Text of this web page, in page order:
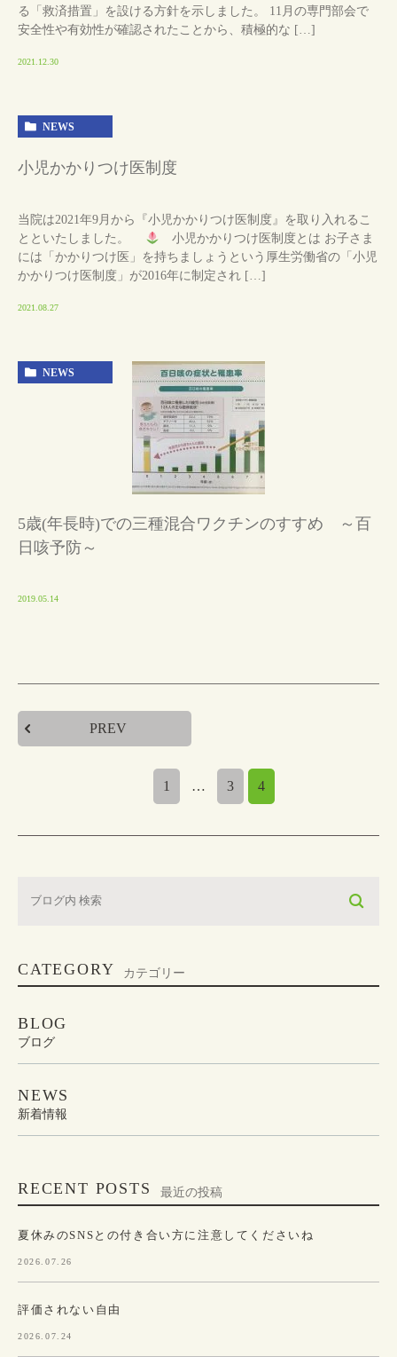
る「救済措置」を設ける方針を示しました。 11月の専門部会で
安全性や有効性が確認されたことから、積極的な […]
2021.12.30
NEWS
小児かかりつけ医制度
当院は2021年9月から『小児かかりつけ医制度』を取り入れるこ
とといたしました。
小児かかりつけ医制度とは お子さま
には「かかりつけ医」を持ちましょうという厚生労働省の「小児
かかりつけ医制度」が2016年に制定され […]
2021.08.27
NEWS
5歳(年長時)での三種混合ワクチンのすすめ ～百
日咳予防～
2019.05.14
PREV
1 … 3 4
CATEGORY カテゴリー
BLOG
ブログ
NEWS
新着情報
RECENT POSTS 最近の投稿
夏休みのSNSとの付き合い方に注意してくださいね
2026.07.26
評価されない自由
2026.07.24